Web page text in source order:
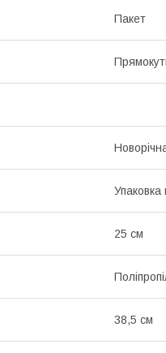
Пакет
Упаковка
25 см
38,5 см